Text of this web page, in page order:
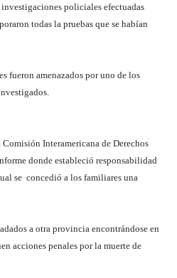
policiales efectuadas
todas la pruebas que se habían
fueron amenazados por uno de los
Interamericana de Derechos
donde estableció responsabilidad
se concedió a los familiares una
a otra provincia encontrándose en
acciones penales por la muerte de